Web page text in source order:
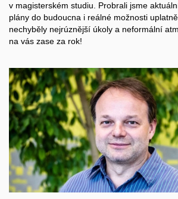
v magisterském studiu. Probrali jsme
plány do budoucna i reálné možnosti
nechyběly nejrúznější úkoly a neformální
na vás zase za rok!